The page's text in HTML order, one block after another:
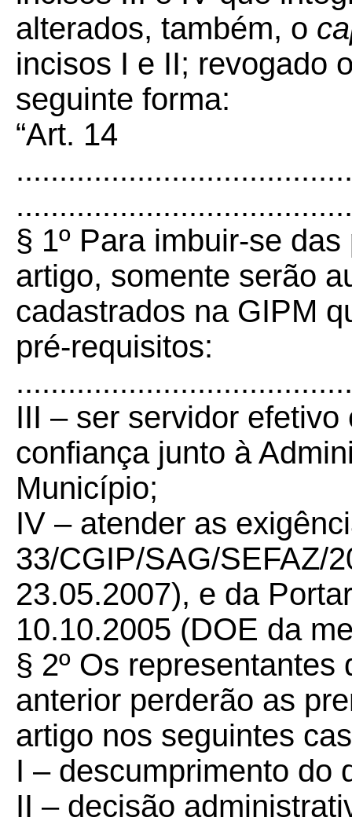
alterados, também, o
incisos I e II; revogado
seguinte forma:
“Art. 14
§ 1º Para imbuir-se
artigo, somente serão
cadastrados na GIPM
pré-requisitos:
III – ser servidor
confiança junto à
Município;
IV – atender as
33/CGIP/SAG/SEFAZ/
23.05.2007), e da
10.10.2005 (DOE da
§ 2º Os
anterior perderão as
artigo nos seguintes
I – descumprimento do
II – decisão